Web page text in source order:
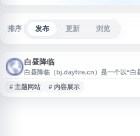
排序 发布 更新 浏览
白昼降临
白昼降临（bj.dayfire.cn）是一个以“白
过网址快速访问并了解其主题信息。由
# 主题网站 # 内容展示